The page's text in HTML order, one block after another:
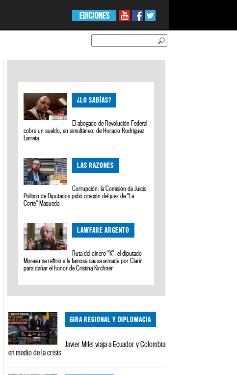
EDICIONES
¿LO SABÍAS?
El abogado de Revolución Federal
cobra un sueldo, en simultáneo, de Horacio Rodríguez
Larreta
LAS RAZONES
Corrupción: la Comisión de Juicio
Político de Diputados pidió citación del juez de "La
Corte" Maqueda
LAWFARE ARGENTO
Ruta del dinero "K": el diputado
Moreau se refirió a la famosa causa armada por Clarín
para dañar el honor de Cristina Kirchner
GIRA REGIONAL Y DIPLOMACIA
Javier Milei viaja a Ecuador y Colombia
en medio de la crisis